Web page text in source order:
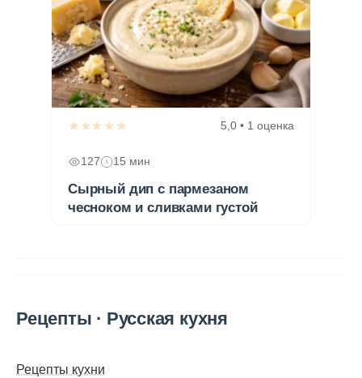
★★★★★ 5,0 • 1 оценка
127 15 мин
Сырный дип с пармезаном
чесноком и сливками густой
Рецепты · Русская кухня
Рецепты кухни